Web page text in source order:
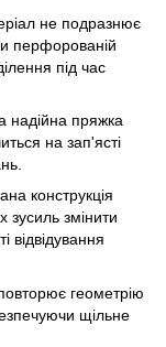
не подразнює
перфорованій
під час
надійна пряжка
на зап'ясті
конструкція
зусиль змінити
відвідування
геометрію
щільне